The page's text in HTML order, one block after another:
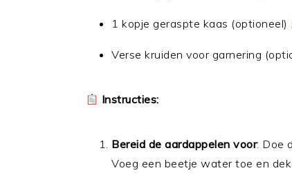
1 kopje geraspte kaas (optioneel)
Verse kruiden voor garnering
Instructies:
Bereid de aardappelen voor: Doe
Voeg een beetje water toe en